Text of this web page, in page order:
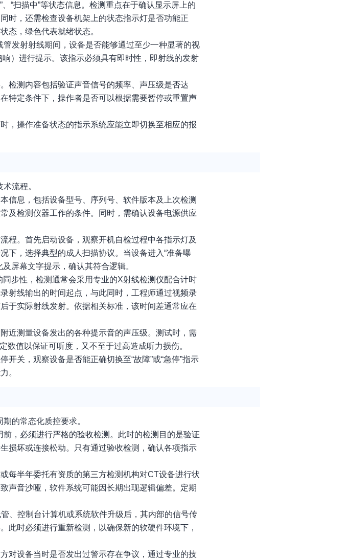
“扫描中”等状态信息。检测重点在于确认显示屏上的
时，还需检查设备机架上的状态指示灯是否功能正
态，绿色代表就绪状态。
发射射线期间，设备是否能够通过至少一种显著的视
）进行提示。该指示必须具有即时性，即射线的发射
检测内容包括验证声音信号的频率、声压级是否达
特定条件下，操作者是否可以根据需要暂停或重置声
，操作准备状态的指示系统应能立即切换至相应的报
流程。
信息，包括设备型号、序列号、软件版本及上次检测
及检测仪器工作的条件。同时，需确认设备电源供应
程。首先启动设备，观察开机自检过程中各指示灯及
下，选择典型的成人扫描协议。当设备进入“准备曝
屏幕文字提示，确认其符合逻辑。
步性，检测通常会采用专业的X射线检测仪配合计时
射线输出的时间起点，与此同时，工程师通过视频录
于实际射线发射。依据相关标准，该时间差通常应在
近测量设备发出的各种提示音的声压级。测试时，需
数值以保证可听度，又不至于过高造成听力损伤。
关，观察设备是否能正确切换至“故障”或“急停”指示
。
的常态化质控要求。
，必须进行严格的验收检测。此时的检测目的是验证
损坏或连接松动。只有通过验收检测，确认各项指示
每半年委托有资质的第三方检测机构对CT设备进行状
声音沙哑，软件系统可能因长期出现逻辑偏差。定期
、控制台计算机或系统软件升级后，其内部的信号传
此时必须进行重新检测，以确保新的软硬件环境下，
对设备当时是否发出过警示存在争议，通过专业的技